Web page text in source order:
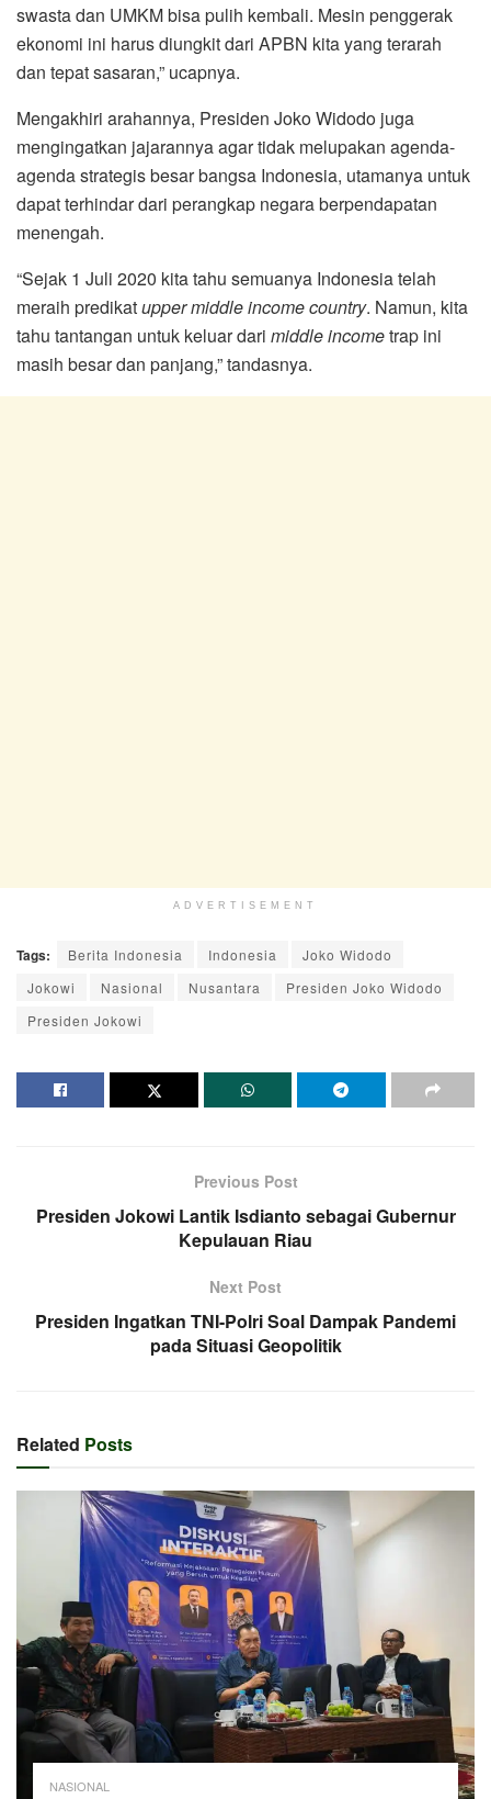
swasta dan UMKM bisa pulih kembali. Mesin penggerak
ekonomi ini harus diungkit dari APBN kita yang terarah
dan tepat sasaran,” ucapnya.
Mengakhiri arahannya, Presiden Joko Widodo juga
mengingatkan jajarannya agar tidak melupakan agenda-
agenda strategis besar bangsa Indonesia, utamanya untuk
dapat terhindar dari perangkap negara berpendapatan
menengah.
“Sejak 1 Juli 2020 kita tahu semuanya Indonesia telah
meraih predikatupper middle income country. Namun, kita
tahu tantangan untuk keluar dari middle incometrap ini
masih besar dan panjang,” tandasnya.
ADVERTISEMENT
Tags: Berita Indonesia Indonesia
Joko Widodo
Jokowi
Nasional Nusantara
Presiden Joko Widodo
Presiden Jokowi
Previous Post
Presiden Jokowi Lantik Isdianto sebagai Gubernur
Kepulauan Riau
Next Post
Presiden Ingatkan TNI-Polri Soal Dampak Pandemi
pada Situasi Geopolitik
Related Posts
NASIONAL